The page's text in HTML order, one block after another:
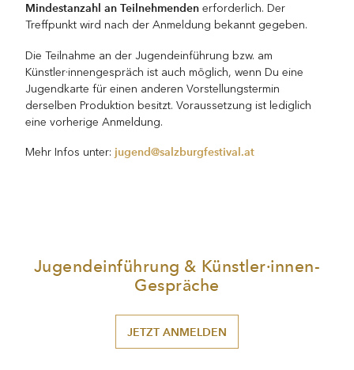
Mindestanzahl an Teilnehmenden erforderlich. Der
Treffpunkt wird nach der Anmeldung bekannt gegeben.
Die Teilnahme an der Jugendeinführung bzw. am
Künstler·innengespräch ist auch möglich, wenn Du eine
Jugendkarte für einen anderen Vorstellungstermin
derselben Produktion besitzt. Voraussetzung ist lediglich
eine vorherige Anmeldung.
Mehr Infos unter: jugend@salzburgfestival.at
Jugendeinführung & Künstler·innen-
Gespräche
JETZT ANMELDEN